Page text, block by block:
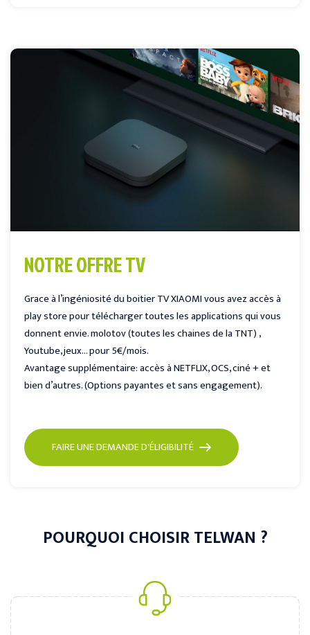
NOTRE OFFRE TV
Grace à l’ingéniosité du boitier TV XIAOMI vous avez accès à
play store pour télécharger toutes les applications qui vous
donnent envie. molotov (toutes les chaines de la TNT) ,
Youtube, jeux… pour 5€/mois.
Avantage supplémentaire: accès à NETFLIX, OCS, ciné + et
bien d’autres. (Options payantes et sans engagement).
FAIRE UNE DEMANDE D'ÉLIGIBILITÉ
POURQUOI CHOISIR TELWAN ?